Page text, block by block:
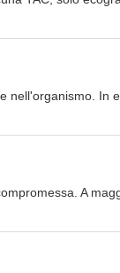
nell'organismo. In
A